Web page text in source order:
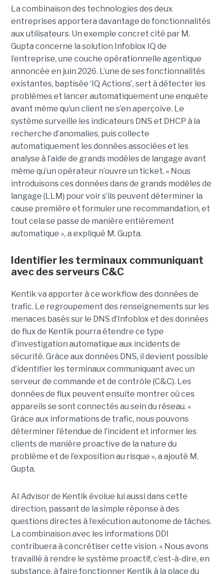
La combinaison des technologies des deux
entreprises apportera davantage de fonctionnalités
aux utilisateurs. Un exemple concret cité par M.
Gupta concerne la solution Infoblox IQ de
l’entreprise, une couche opérationnelle agentique
annoncée en juin 2026. L’une de ses fonctionnalités
existantes, baptisée ‘IQ Actions’, sert à détecter les
problèmes et lancer automatiquement une enquête
avant même qu’un client ne s’en aperçoive. Le
système surveille les indicateurs DNS et DHCP à la
recherche d’anomalies, puis collecte
automatiquement les données associées et les
analyse à l’aide de grands modèles de langage avant
même qu’un opérateur n’ouvre un ticket. « Nous
introduisons ces données dans de grands modèles de
langage (LLM) pour voir s’ils peuvent déterminer la
cause première et formuler une recommandation, et
tout cela se passe de manière entièrement
automatique », a expliqué M. Gupta.
Identifier les terminaux communiquant
avec des serveurs C&C
Kentik va apporter à ce workflow des données de
trafic. Le regroupement des renseignements sur les
menaces basés sur le DNS d’Infoblox et des données
de flux de Kentik pourra étendre ce type
d’investigation automatique aux incidents de
sécurité. Grâce aux données DNS, il devient possible
d’identifier les terminaux communiquant avec un
serveur de commande et de contrôle (C&C). Les
données de flux peuvent ensuite montrer où ces
appareils se sont connectés au sein du réseau. «
Grâce aux informations de trafic, nous pouvons
déterminer l’étendue de l’incident et informer les
clients de manière proactive de la nature du
problème et de l’exposition au risque », a ajouté M.
Gupta.
AI Advisor de Kentik évolue lui aussi dans cette
direction, passant de la simple réponse à des
questions directes à l’exécution autonome de tâches.
La combinaison avec les informations DDI
contribuera à concrétiser cette vision. « Nous avons
travaillé à rendre le système proactif, c’est-à-dire, en
substance, à faire fonctionner Kentik à la place du